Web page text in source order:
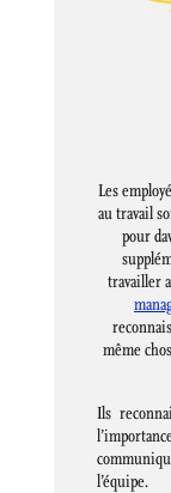
Les
au travail
pour
travailler
même
Ils
l’équipe.